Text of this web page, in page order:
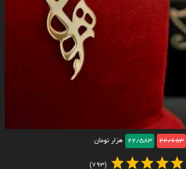
22/683
22/583 هزار تومان
(793)